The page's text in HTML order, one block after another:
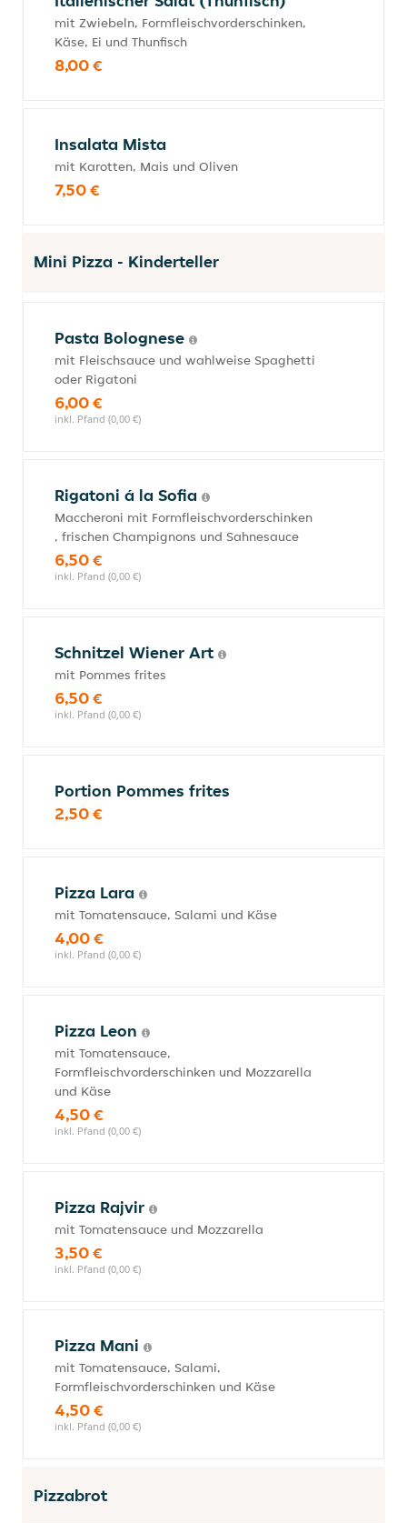
mit Zwiebeln, Formfleischvorderschinken,
Käse, Ei und Thunfisch
8,00 €
Insalata Mista
mit Karotten, Mais und Oliven
7,50 €
Mini Pizza - Kinderteller
Pasta Bolognese
mit Fleischsauce und wahlweise Spaghetti
oder Rigatoni
6,00 €
inkl. Pfand (0,00 €)
Rigatoni á la Sofia
Maccheroni mit Formfleischvorderschinken
, frischen Champignons und Sahnesauce
6,50 €
inkl. Pfand (0,00 €)
Schnitzel Wiener Art
mit Pommes frites
6,50 €
inkl. Pfand (0,00 €)
Portion Pommes frites
2,50 €
Pizza Lara
mit Tomatensauce, Salami und Käse
4,00 €
inkl. Pfand (0,00 €)
Pizza Leon
mit Tomatensauce,
Formfleischvorderschinken und Mozzarella
und Käse
4,50 €
inkl. Pfand (0,00 €)
Pizza Rajvir
mit Tomatensauce und Mozzarella
3,50 €
inkl. Pfand (0,00 €)
Pizza Mani
mit Tomatensauce, Salami,
Formfleischvorderschinken und Käse
4,50 €
inkl. Pfand (0,00 €)
Pizzabrot